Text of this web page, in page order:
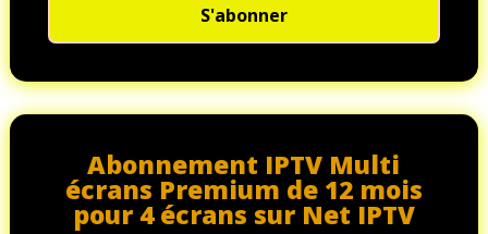
S'abonner
Abonnement IPTV Multi
écrans Premium de 12 mois
pour 4 écrans sur Net IPTV